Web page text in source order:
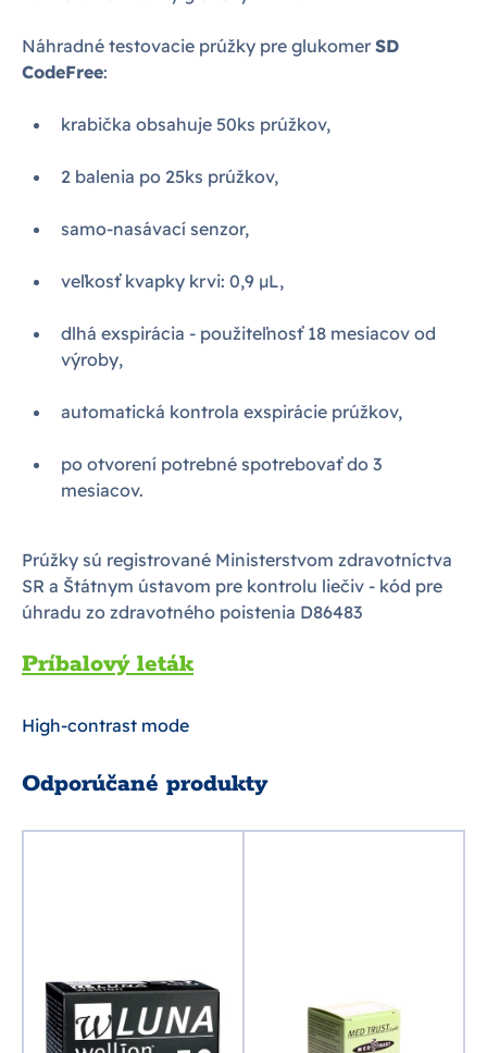
Náhradné testovacie prúžky pre glukomer SD
CodeFree:
krabička obsahuje 50ks prúžkov,
2 balenia po 25ks prúžkov,
samo-nasávací senzor,
veľkosť kvapky krvi: 0,9 µL,
dlhá exspirácia - použiteľnosť 18 mesiacov od
výroby,
automatická kontrola exspirácie prúžkov,
po otvorení potrebné spotrebovať do 3
mesiacov.
Prúžky sú registrované Ministerstvom zdravotníctva
SR a Štátnym ústavom pre kontrolu liečiv - kód pre
úhradu zo zdravotného poistenia D86483
Príbalový leták
High-contrast mode
Odporúčané produkty